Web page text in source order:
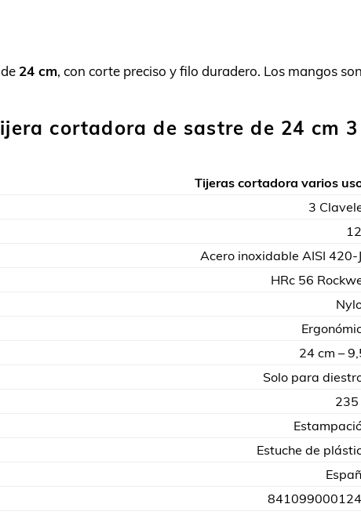
24 cm, con corte preciso y filo duradero. Los mangos
cortadora de sastre de 24 cm 3
Tijeras cortadora varios
3
Acero inoxidable AISI 420-
HRc 56
24 cm –
Solo para
Estuche de